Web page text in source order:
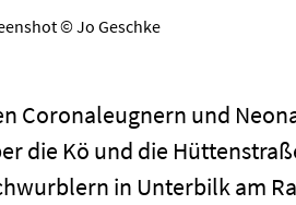
© Jo Geschke
Coronaleugnern und
die Kö und die
in Unterbilk am